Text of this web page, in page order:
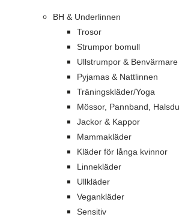
BH & Underlinnen
Trosor
Strumpor bomull
Ullstrumpor & Benvärmare
Pyjamas & Nattlinnen
Träningskläder/Yoga
Mössor, Pannband,
Jackor & Kappor
Mammakläder
Kläder för långa kvinnor
Linnekläder
Ullkläder
Vegankläder
Sensitiv